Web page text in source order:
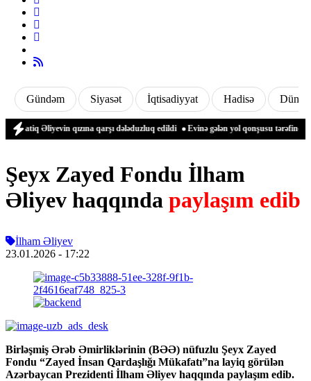
Gündəm Siyasət İqtisadiyyat Hadisə Dünya
Əliyevin qızına qarşı dələduzluq edildi Evinə gələn yol qonşusu tərəfindən zəbt
Şeyx Zayed Fondu İlham
Əliyev haqqında paylaşım edib
İlham Əliyev
23.01.2026 - 17:22
Birləşmiş Ərəb Əmirliklərinin (BƏƏ) nüfuzlu Şeyx Zayed
Fondu “Zayed İnsan Qardaşlığı Mükafatı”na layiq görülən
Azərbaycan Prezidenti İlham Əliyev haqqında paylaşım edib.